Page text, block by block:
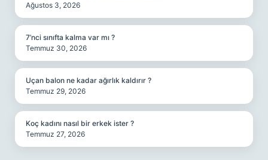
Ağustos 3, 2026
7’nci sınıfta kalma var mı ?
Temmuz 30, 2026
Uçan balon ne kadar ağırlık kaldırır ?
Temmuz 29, 2026
Koç kadını nasıl bir erkek ister ?
Temmuz 27, 2026